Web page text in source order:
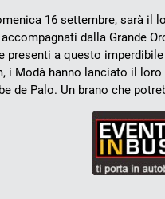
16 settembre, sarà
dalla Grande
presenti a questo
i Modà hanno lanciato il
de Palo. Un brano che